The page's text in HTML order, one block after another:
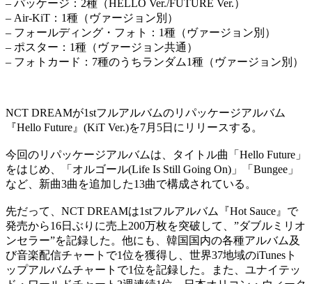
– パッケージ：2種（HELLO Ver./FUTURE Ver.）
– Air-KiT：1種（ヴァージョン別）
– フォールディング・フォト：1種（ヴァージョン別）
– ポスター：1種（ヴァージョン共通）
– フォトカード：7種のうちランダム1種（ヴァージョン別）
NCT DREAMが1stフルアルバムのリパッケージアルバム
『Hello Future』(KiT Ver.)を7月5日にリリースする。
今回のリパッケージアルバムは、タイトル曲「Hello Future」
をはじめ、「オルゴール(Life Is Still Going On)」「Bungee」
など、新曲3曲を追加した13曲で構成されている。
先だって、NCT DREAMは1stフルアルバム『Hot Sauce』で
発売から16日ぶりに売上200万枚を突破して、”ダブルミリオ
ンセラー”を記録した。他にも、韓国国内の各種アルバム及
び音楽配信チャートで1位を獲得し、世界37地域のiTunesト
ップアルバムチャートで1位を記録した。また、ユナイテッ